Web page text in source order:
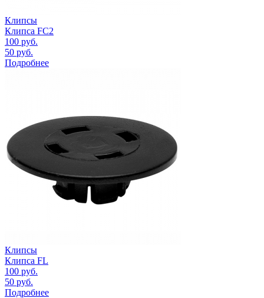
Клипсы
Клипса FC2
100 руб.
50 руб.
Подробнее
Клипсы
Клипса FL
100 руб.
50 руб.
Подробнее